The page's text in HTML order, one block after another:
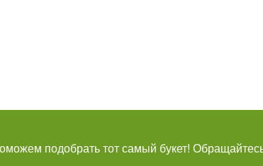
подобрать тот самый букет!